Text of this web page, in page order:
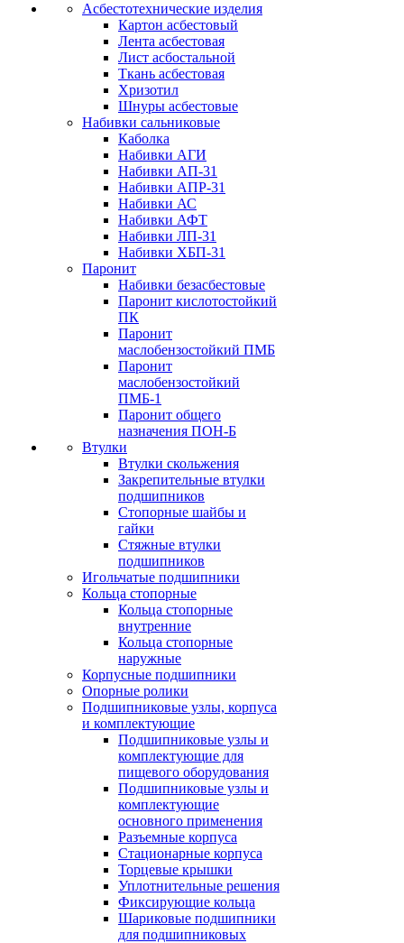
Асбестотехнические изделия
Картон асбестовый
Лента асбестовая
Лист асбостальной
Ткань асбестовая
Хризотил
Шнуры асбестовые
Набивки сальниковые
Каболка
Набивки АГИ
Набивки АП-31
Набивки АПР-31
Набивки АС
Набивки АФТ
Набивки ЛП-31
Набивки ХБП-31
Паронит
Набивки безасбестовые
Паронит кислотостойкий
ПК
Паронит
маслобензостойкий ПМБ
Паронит
маслобензостойкий
ПМБ-1
Паронит общего
назначения ПОН-Б
Втулки
Втулки скольжения
Закрепительные втулки
подшипников
Стопорные шайбы и
гайки
Стяжные втулки
подшипников
Игольчатые подшипники
Кольца стопорные
Кольца стопорные
внутренние
Кольца стопорные
наружные
Корпусные подшипники
Опорные ролики
Подшипниковые узлы, корпуса
и комплектующие
Подшипниковые узлы и
комплектующие для
пищевого оборудования
Подшипниковые узлы и
комплектующие
основного применения
Разъемные корпуса
Стационарные корпуса
Торцевые крышки
Уплотнительные решения
Фиксирующие кольца
Шариковые подшипники
для подшипниковых